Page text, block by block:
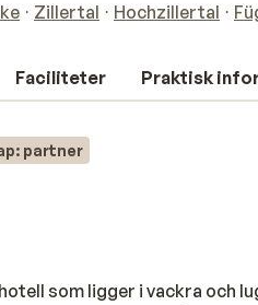
Zillertal Hochzillertal
Faciliteter Praktisk
partner
som ligger i vackra och